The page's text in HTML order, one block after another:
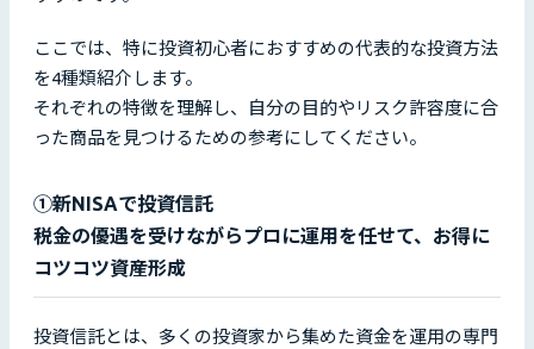
ここでは、特に投資初心者におすすめの代表的な投資方法
を4種類紹介します。
それぞれの特徴を理解し、自分の目的やリスク許容度に合
った商品を見つけるための参考にしてください。
①新NISAで投資信託
税金の優遇を受けながらプロに運用を任せて、お得に
コツコツ資産形成
投資信託とは、多くの投資家から集めた資金を運用の専門